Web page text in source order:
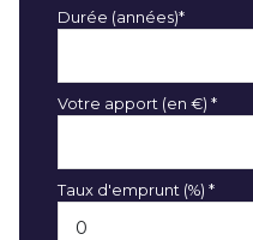
Durée (années)*
Votre apport (en €) *
Taux d'emprunt (%) *